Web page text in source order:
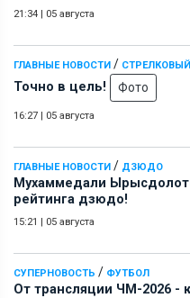
21:34 | 05 августа
ГЛАВНЫЕ НОВОСТИ /
Точно в цель! Фото
16:27 | 05 августа
ГЛАВНЫЕ НОВОСТИ / ДЗЮДО
Мухаммедали
рейтинга дзюдо!
15:21 | 05 августа
СУПЕРНОВОСТЬ / ФУТБОЛ
От трансляции ЧМ-2026 -